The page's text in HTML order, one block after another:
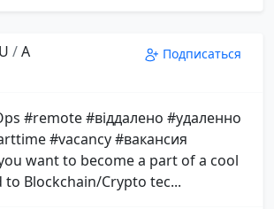
/A
Подписаться
#remote #віддалено #удаленно
#vacancy #вакансия
want to become a part of a cool
Blockchain/Crypto tec...